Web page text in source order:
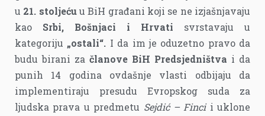
u 21. stoljećuu BiH građani koji se ne izjašnjavaju
kao Srbi, Bošnjaci i Hrvati svrstavaju u
kategoriju „ostali“. I da im je oduzetno pravo da
budu birani za članove BiH Predsjedništva i da
punih 14 godina ovdašnje vlasti odbijaju da
implementiraju presudu Evropskog suda za
ljudska prava u predmetu Sejdić – Fincii uklone